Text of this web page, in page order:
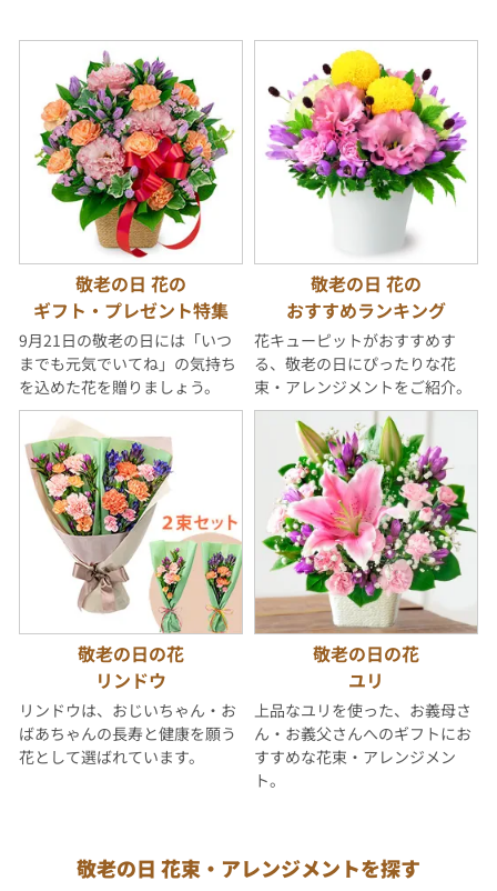
敬老の日 花の
ギフト・プレゼント特集
9月21日の敬老の日には「いつ
までも元気でいてね」の気持ち
を込めた花を贈りましょう。
敬老の日 花の
おすすめランキング
花キューピットがおすすめす
る、敬老の日にぴったりな花
束・アレンジメントをご紹介。
敬老の日の花
リンドウ
リンドウは、おじいちゃん・お
ばあちゃんの長寿と健康を願う
花として選ばれています。
敬老の日の花
ユリ
上品なユリを使った、お義母さ
ん・お義父さんへのギフトにお
すすめな花束・アレンジメン
ト。
敬老の日 花束・アレンジメントを探す